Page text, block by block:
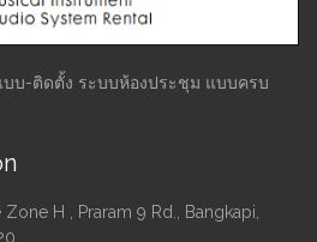
บบ-ติดตั้ง ระบบห้องประชุม แบบครบ
H , Praram 9 Rd., Bangkapi,